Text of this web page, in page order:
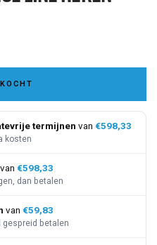
termijnen van €598,33
kosten
van €598,33
dan betalen
van €59,83
gespreid betalen